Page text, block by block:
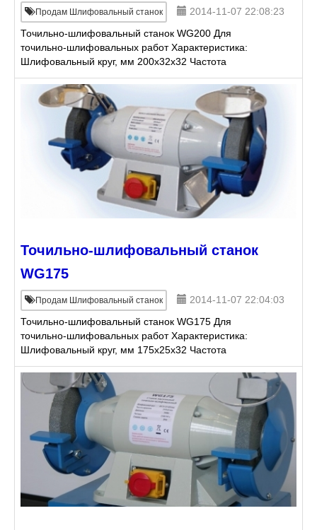
Продам Шлифовальный станок
2014-11-07 22:08:23
Точильно-шлифовальный станок WG200 Для
точильно-шлифовальных работ Характеристика:
Шлифовальный круг, мм 200x32x32 Частота
вращения 2950 Мощность двигателя, кВт 0,9 Цена 7
552 руб. (уточняется
Точильно-шлифовальный станок
WG175
Продам Шлифовальный станок
2014-11-07 22:04:03
Точильно-шлифовальный станок WG175 Для
точильно-шлифовальных работ Характеристика:
Шлифовальный круг, мм 175x25x32 Частота
вращения 2950 Мощность двигателя, кВт 0,5 Цена 5
428 руб. (уточняетс